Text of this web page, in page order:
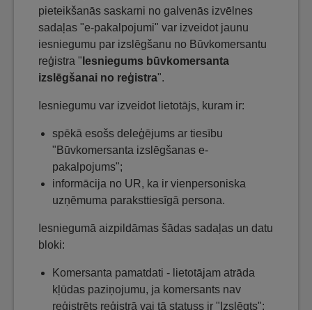
pieteikšanās saskarni no galvenās izvēlnes
sadaļas "e-pakalpojumi" var izveidot jaunu
iesniegumu par izslēgšanu no Būvkomersantu
reģistra " Iesniegums būvkomersanta
izslēgšanai no reģistra".
Iesniegumu var izveidot lietotājs, kuram ir:
spēkā esošs deleģējums ar tiesību
"Būvkomersanta izslēgšanas e-
pakalpojums";
informācija no UR, ka ir vienpersoniska
uzņēmuma paraksttiesīgā persona.
Iesniegumā aizpildāmas šādas sadaļas un datu
bloki:
Komersanta pamatdati - lietotājam atrāda
kļūdas paziņojumu, ja komersants nav
reģistrēts reģistrā vai tā statuss ir "Izslēgts";